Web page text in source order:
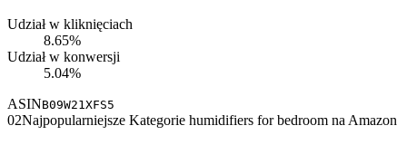
Udział w kliknięciach
8.65%
Udział w konwersji
5.04%
ASINB09W21XFS5
02Najpopularniejsze Kategorie humidifiers for bedroom na Amazon